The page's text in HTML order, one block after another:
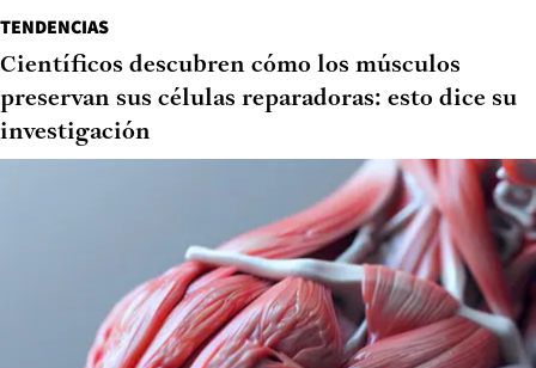
TENDENCIAS
Científicos descubren cómo los músculos
preservan sus células reparadoras: esto dice su
investigación